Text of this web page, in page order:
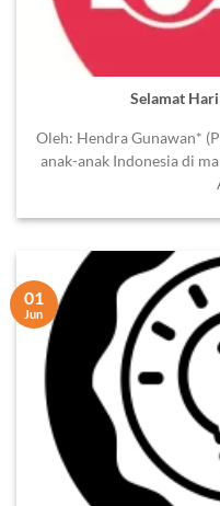
Selamat
Oleh: Hendra Gunawan*
anak-anak Indonesia di
01
Jun